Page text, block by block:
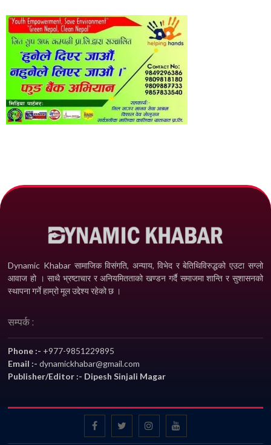
Dynamic Khabar सामाजिक विसंगति, अन्याय, विभेद­ र बेतिथिविरुद्धको एउटा सग्लो
आवाज हो । साथै भ्रष्टाचार र अनियमितताको खण्डन गर्दै समाजमा शान्ति र सुशासनको
स्थापना गर्ने हाम्रो मूल उद्देश्य रहेको छ ।
सम्पर्क :
Phone :- +977-9851229895
Email :-dynamickhabar@gmail.com
Publisher/Editor :- Dipesh Sinjali Magar